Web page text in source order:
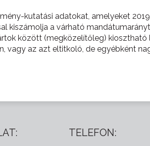
kutatási adatokat, amelyeket
kiszámolja a várható
között (megközelítőleg)
az azt eltitkoló, de egyébként
TELEFON: